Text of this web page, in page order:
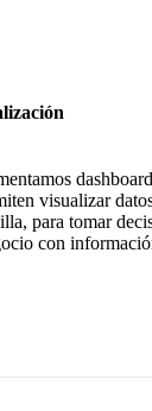
visualizar
para tomar
con